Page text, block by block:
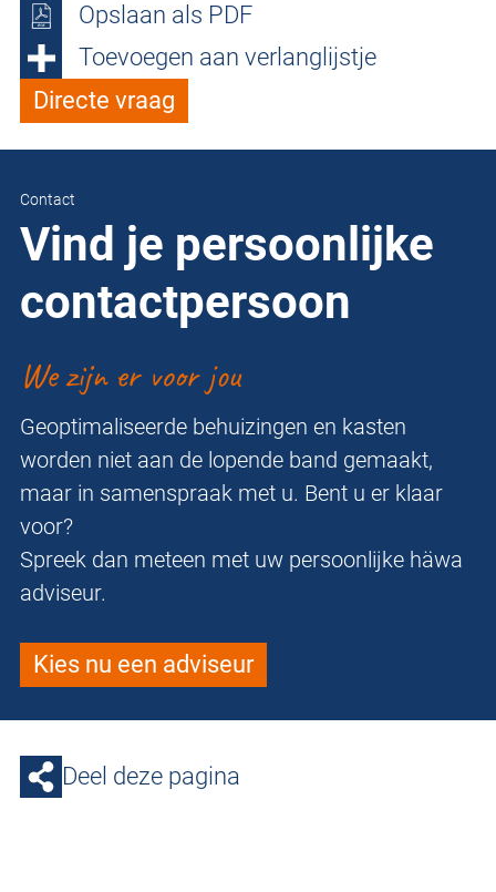
Opslaan als PDF
Toevoegen aan verlanglijstje
Directe vraag
Contact
Vind je persoonlijke
contactpersoon
We zijn er voor jou
Geoptimaliseerde behuizingen en kasten
worden niet aan de lopende band gemaakt,
maar in samenspraak met u. Bent u er klaar
voor?
Spreek dan meteen met uw persoonlijke häwa
adviseur.
Kies nu een adviseur
Deel deze pagina